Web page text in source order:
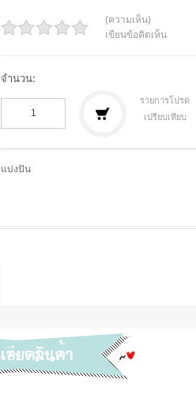
(ความเห็น)
เขียนข้อคิดเห็น
จำนวน:
รายการโปรด
เปรียบเทียบ
แบ่งปัน